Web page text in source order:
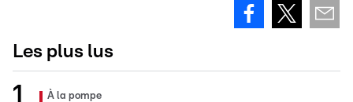
Les plus lus
À la pompe